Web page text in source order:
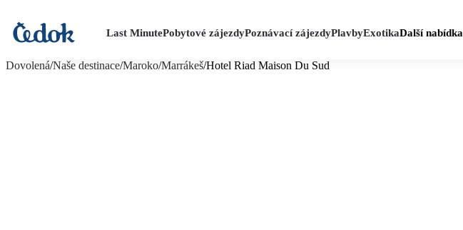
Last MinutePobytové zájezdyPoznávací zájezdyPlavbyExotikaDalší nabídka
Dovolená/Naše destinace/Maroko/Marrákeš/Hotel Riad Maison Du Sud